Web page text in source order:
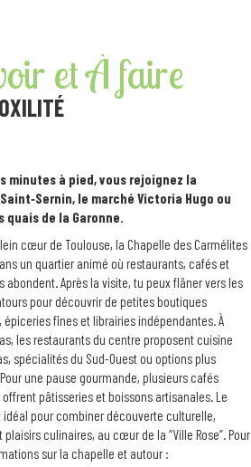
et À faire
minutes à pied, vous rejoignez la
le marché Victoria Hugo ou
quais de la Garonne.
cœur de Toulouse, la Chapelle des Carmélites
un quartier animé où restaurants, cafés et
abondent. Après la visite, tu peux flâner vers les
pour découvrir de petites boutiques
épiceries fines et librairies indépendantes. À
les restaurants du centre proposent cuisine
spécialités du Sud-Ouest ou options plus
une pause gourmande, plusieurs cafés
pâtisseries et boissons artisanales. Le
idéal pour combiner découverte culturelle,
plaisirs culinaires, au cœur de la “Ville Rose”. Pour
sur la chapelle et autour :